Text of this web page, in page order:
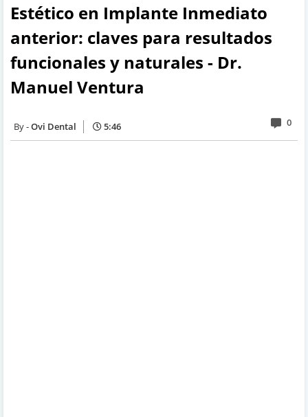
Estético en Implante Inmediato
anterior: claves para resultados
funcionales y naturales - Dr.
Manuel Ventura
Ovi Dental 5:46 0